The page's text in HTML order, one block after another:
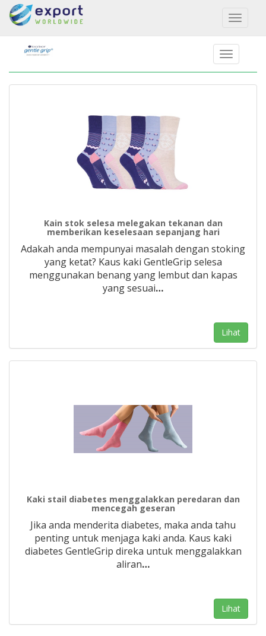
Toggle
Kain stok selesa melegakan tekanan dan
memberikan keselesaan sepanjang hari
Adakah anda mempunyai masalah dengan stoking
yang ketat? Kaus kaki GentleGrip selesa
menggunakan benang yang lembut dan kapas
yang sesuai…
Lihat
Kaki stail diabetes menggalakkan peredaran dan
mencegah geseran
Jika anda menderita diabetes, maka anda tahu
penting untuk menjaga kaki anda. Kaus kaki
diabetes GentleGrip direka untuk menggalakkan
aliran…
Lihat